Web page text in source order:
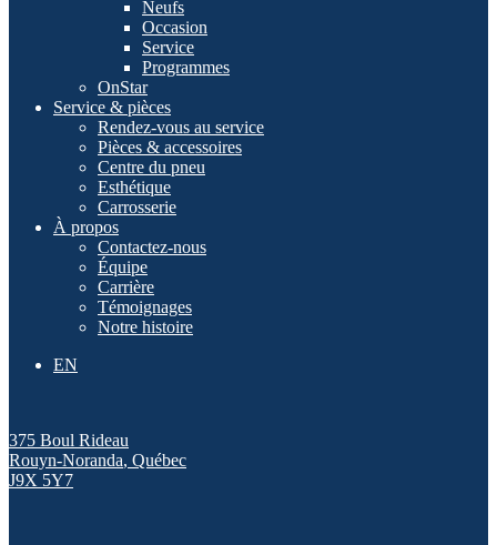
Neufs
Occasion
Service
Programmes
OnStar
Service & pièces
Rendez-vous au service
Pièces & accessoires
Centre du pneu
Esthétique
Carrosserie
À propos
Contactez-nous
Équipe
Carrière
Témoignages
Notre histoire
EN
375 Boul Rideau
Rouyn-Noranda, Québec
J9X 5Y7